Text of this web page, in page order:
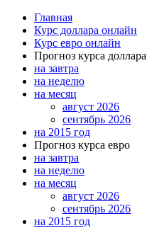
Главная
Курс доллара онлайн
Курс евро онлайн
Прогноз курса доллара
на завтра
на неделю
на месяц
август 2026
сентябрь 2026
на 2015 год
Прогноз курса евро
на завтра
на неделю
на месяц
август 2026
сентябрь 2026
на 2015 год